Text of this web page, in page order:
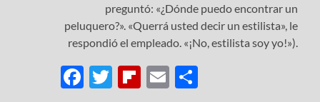
preguntó: «¿Dónde puedo encontrar un
peluquero?». «Querrá usted decir un estilista», le
respondió el empleado. «¡No, estilista soy yo!»).
F
T
Fl E